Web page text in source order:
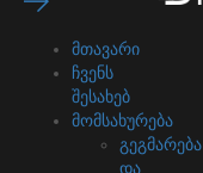
მთავარი
ჩვენს
შესახებ
მომსახურება
გეგმარება
და